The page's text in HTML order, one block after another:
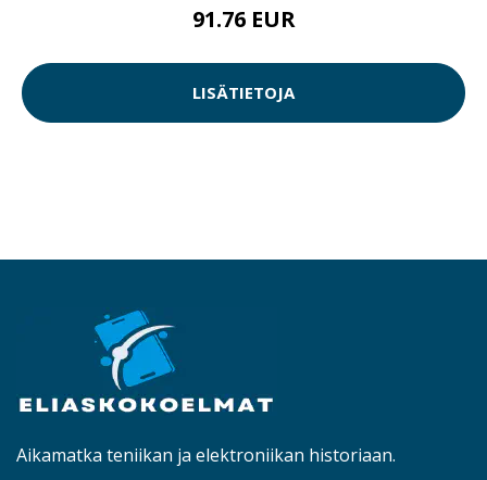
91.76 EUR
LISÄTIETOJA
Aikamatka teniikan ja elektroniikan historiaan.